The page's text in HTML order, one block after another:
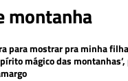
montanha
para mostrar pra minha
mágico das